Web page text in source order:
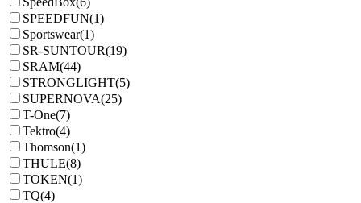
SPEEDFUN(1)
Sportswear(1)
SR-SUNTOUR(19)
SRAM(44)
STRONGLIGHT(5)
SUPERNOVA(25)
T-One(7)
Tektro(4)
Thomson(1)
THULE(8)
TOKEN(1)
TQ(4)